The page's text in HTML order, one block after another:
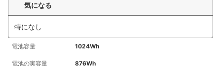
気になる
特になし
電池容量 1024Wh
電池の実容量 876Wh